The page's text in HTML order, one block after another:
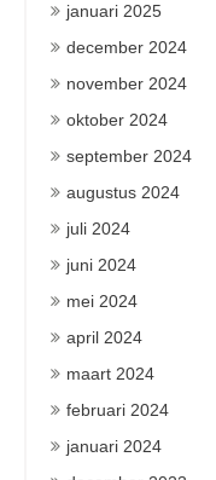
januari 2025
december 2024
november 2024
oktober 2024
september 2024
augustus 2024
juli 2024
juni 2024
mei 2024
april 2024
maart 2024
februari 2024
januari 2024